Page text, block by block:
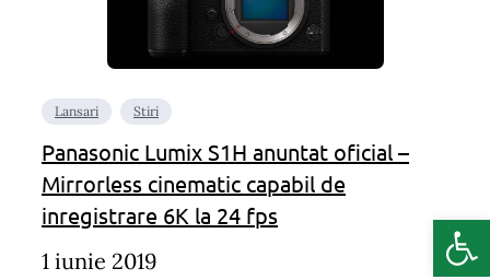
Lansari Stiri
Panasonic Lumix S1H anuntat oficial –
Mirrorless cinematic capabil de
inregistrare 6K la 24 fps
1 iunie 2019